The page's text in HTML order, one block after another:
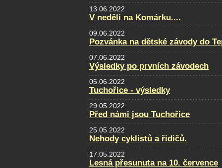
13.06.2022
V neděli na Komárku....
09.06.2022
Pozvánka na dětské závody do
07.06.2022
Výsledky po prvních závodech
05.06.2022
Tuchořice - výsledky
29.05.2022
Před námi jsou Tuchořice
25.05.2022
Nehody cyklistů a řidičů.
17.05.2022
Lesná přesunuta na 10. července